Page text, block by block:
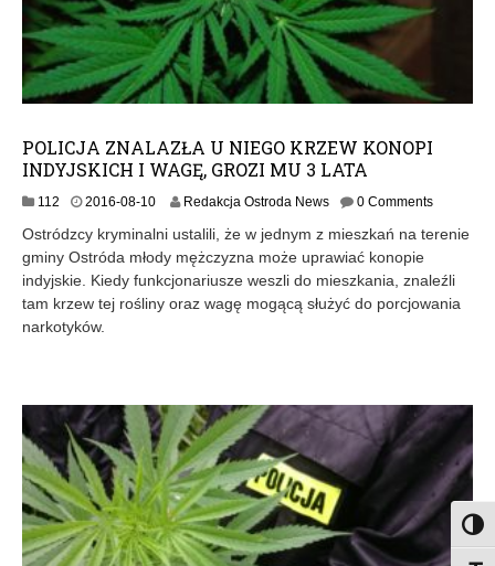
POLICJA ZNALAZŁA U NIEGO KRZEW KONOPI
INDYJSKICH I WAGĘ, GROZI MU 3 LATA
112 2016-08-102
1
6
-
0
Redakcja Ostroda News 0 Comments
Ostródzcy kryminalni ustalili, że w jednym z mieszkań na terenie
gminy Ostróda młody mężczyzna może uprawiać konopie
indyjskie. Kiedy funkcjonariusze weszli do mieszkania, znaleźli
tam krzew tej rośliny oraz wagę mogącą służyć do porcjowania
narkotyków.